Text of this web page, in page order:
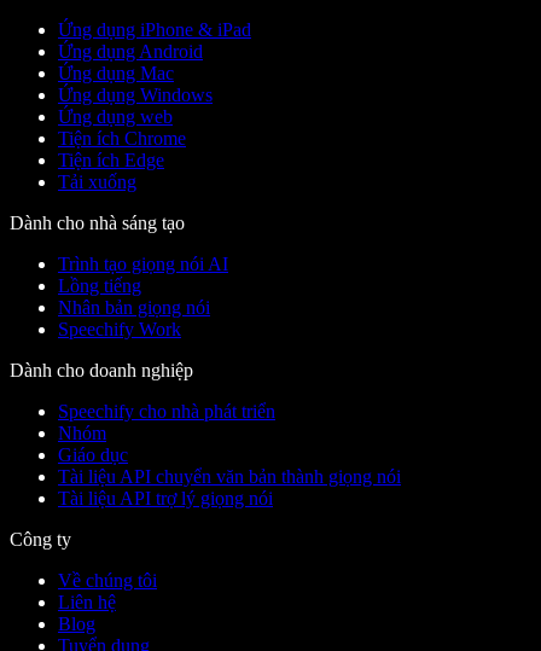
Ứng dụng iPhone & iPad
Ứng dụng Android
Ứng dụng Mac
Ứng dụng Windows
Ứng dụng web
Tiện ích Chrome
Tiện ích Edge
Tải xuống
Dành cho nhà sáng tạo
Trình tạo giọng nói AI
Lồng tiếng
Nhân bản giọng nói
Speechify Work
Dành cho doanh nghiệp
Speechify cho nhà phát triển
Nhóm
Giáo dục
Tài liệu API chuyển văn bản thành giọng nói
Tài liệu API trợ lý giọng nói
Công ty
Về chúng tôi
Liên hệ
Blog
Tuyển dụng